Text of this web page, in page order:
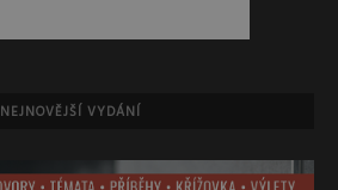
NEJNOVĚJŠÍ VYDÁNÍ